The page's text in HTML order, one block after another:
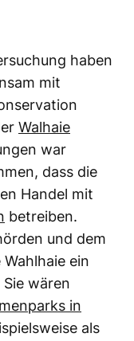
haben
mit
Walhaie
war
dass die
Handel mit
betreiben.
und dem
ein
wären
in
als